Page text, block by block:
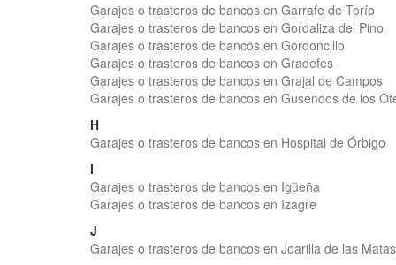
Garajes o trasteros de bancos en Garrafe de Torío
Garajes o trasteros de bancos en Gordaliza del Pino
Garajes o trasteros de bancos en Gordoncillo
Garajes o trasteros de bancos en Gradefes
Garajes o trasteros de bancos en Grajal de Campos
Garajes o trasteros de bancos en Gusendos de los
H
Garajes o trasteros de bancos en Hospital de Órbigo
I
Garajes o trasteros de bancos en Igüeña
Garajes o trasteros de bancos en Izagre
J
Garajes o trasteros de bancos en Joarilla de las Matas